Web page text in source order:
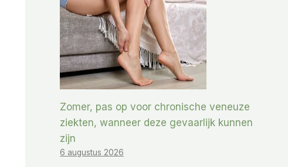
Zomer, pas op voor chronische veneuze
ziekten, wanneer deze gevaarlijk kunnen
zijn
6 augustus 2026